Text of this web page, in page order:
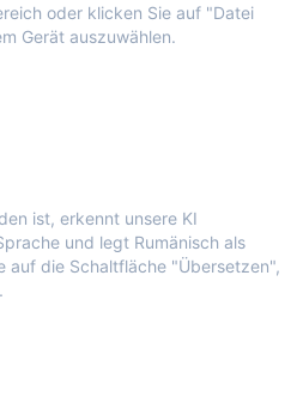
oder klicken Sie auf "Datei
Gerät auszuwählen.
ist, erkennt unsere KI
und legt Rumänisch als
auf die Schaltfläche "Übersetzen",